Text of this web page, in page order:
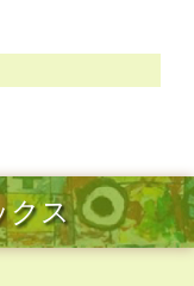
クス